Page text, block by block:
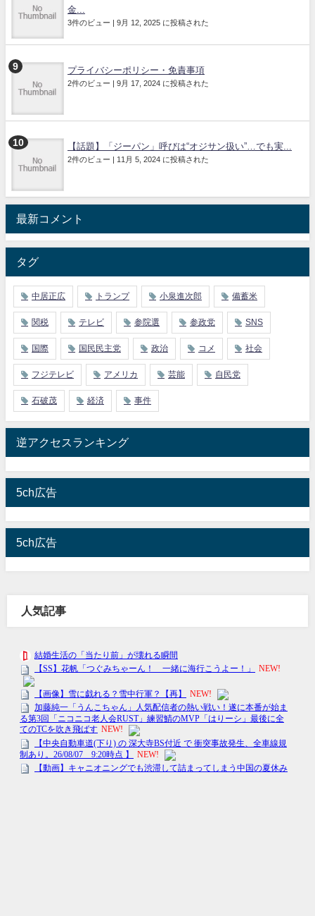
金...
3件のビュー | 9月 12, 2025 に投稿された
プライバシーポリシー・免責事項
2件のビュー | 9月 17, 2024 に投稿された
【話題】「ジーパン」呼びは“オジサン扱い”…でも実...
2件のビュー | 11月 5, 2024 に投稿された
最新コメント
タグ
中居正広 トランプ 小泉進次郎 備蓄米
関税 テレビ 参院選 参政党 SNS
国際 国民民主党 政治 コメ 社会
フジテレビ アメリカ 芸能 自民党
石破茂 経済 事件
逆アクセスランキング
5ch広告
5ch広告
人気記事